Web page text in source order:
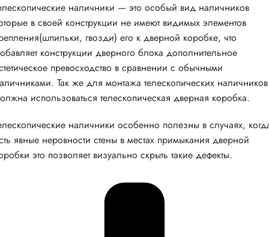
наличники — это особый вид наличников
в своей конструкции не имеют видимых элементов
гвозди) его к дверной коробке, что
конструкции дверного блока дополнительное
превосходство в сравнении с обычными
Так же для монтажа телескопических наличников
использоваться телескопическая дверная коробка.
наличники особенно полезны в случаях,
явные неровности стены в местах примыкания дверной
это позволяет визуально скрыть такие дефекты.